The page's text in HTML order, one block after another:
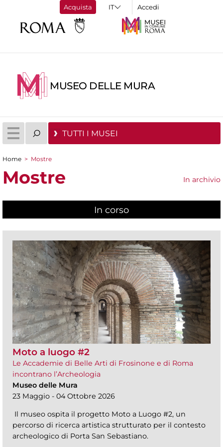
Acquista Accedi
MUSEO DELLE MURA
TUTTI I MUSEI
Tu sei qui
Home > Mostre
Mostre In archivio
In corso
Moto a luogo #2
Le Accademie di Belle Arti di Frosinone e di Roma
incontrano l’Archeologia
Museo delle Mura
23 Maggio - 04 Ottobre 2026
Il museo ospita il progetto Moto a Luogo #2, un
percorso di ricerca artistica strutturato per il contesto
archeologico di Porta San Sebastiano.